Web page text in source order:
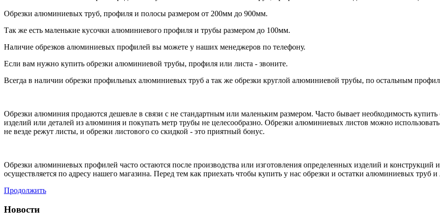
Обрезки алюминиевых труб, профиля и полосы размером от 200мм до 900мм.
Так же есть маленькие кусочки алюминиевого профиля и трубы размером до 100мм.
Наличие обрезков алюминиевых профилей вы можете у наших менеджеров по телефону.
Если вам нужно купить обрезки алюминиевой трубы, профиля или листа - звоните.
Всегда в наличии обрезки профильных алюминиевых труб а так же обрезки круглой алюминиевой трубы, по остальным
Обрезки алюминия продаются дешевле в связи с не стандартным или маленьким размером. Часто бывает необходимость
изделий или деталей из алюминия и покупать метр трубы не целесообразно. Обрезки алюминиевых листов можно
не везде режут листы, и обрезки листового со скидкой - это приятный бонус.
Обрезки алюминиевых профилей часто остаются после производства или изготовления определенных изделий и
осуществляется по адресу нашего магазина. Перед тем как приехать чтобы купить у нас обрезки и остатки алюминиевых труб
Продолжить
Новости